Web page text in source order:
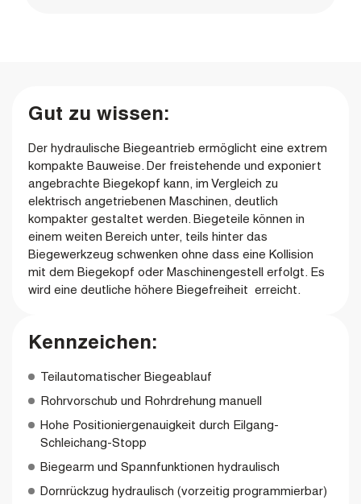
Gut zu wissen:
Der hydraulische Biegeantrieb ermöglicht eine extrem
kompakte Bauweise. Der freistehende und exponiert
angebrachte Biegekopf kann, im Vergleich zu
elektrisch angetriebenen Maschinen, deutlich
kompakter gestaltet werden. Biegeteile können in
einem weiten Bereich unter, teils hinter das
Biegewerkzeug schwenken ohne dass eine Kollision
mit dem Biegekopf oder Maschinengestell erfolgt. Es
wird eine deutliche höhere Biegefreiheit erreicht.
Kennzeichen:
Teilautomatischer Biegeablauf
Rohrvorschub und Rohrdrehung manuell
Hohe Positioniergenauigkeit durch Eilgang-
Schleichang-Stopp
Biegearm und Spannfunktionen hydraulisch
Dornrückzug hydraulisch (vorzeitig programmierbar)